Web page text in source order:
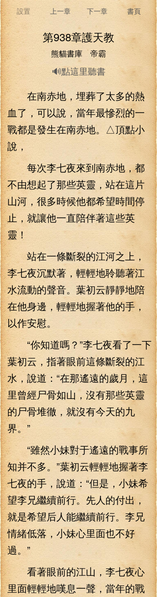
設置 上一章 下一章 書頁
第938章護天教
熊貓書庫 帝霸
🔊點這里聽書
在南赤地，埋葬了太多的熱
血了，可以說，當年最慘烈的一
戰都是發生在南赤地。△頂點小
說，
每次李七夜來到南赤地，都
不由想起了那些英靈，站在這片
山河，很多時候他都希望時間停
止，就讓他一直陪伴著這些英
靈！
站在一條斷裂的江河之上，
李七夜沉默著，輕輕地聆聽著江
水流動的聲音。葉初云靜靜地陪
在他身邊，輕輕地握著他的手，
以作安慰。
“你知道嗎？”李七夜看了一下
葉初云，指著眼前這條斷裂的江
水，說道：“在那遙遠的歲月，這
里曾經尸骨如山，沒有那些英靈
的尸骨堆徹，就沒有今天的九
界。”
“雖然小妹對于遙遠的戰事所
知并不多。”葉初云輕輕地握著李
七夜的手，說道：“但是，小妹希
望李兄繼續前行。先人的付出，
就是希望后人能繼續前行。李兄
情緒低落，小妹心里面也不好
過。”
看著眼前的江山，李七夜心
里面輕輕地嘆息一聲，當年的戰